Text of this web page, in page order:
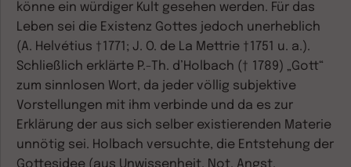
könne ein würdiger Kult gesehen werden. Für das
Leben sei die Existenz Gottes jedoch unerheblich
(A. Helvétius †1771; J. O. de La Mettrie †1751 u. a.).
Schließlich erklärte P.-Th. d’Holbach († 1789) „Gott“
zum sinnlosen Wort, da jeder völlig subjektive
Vorstellungen mit ihm verbinde und da es zur
Erklärung der aus sich selber existierenden Materie
unnötig sei. Holbach versuchte, die Entstehung der